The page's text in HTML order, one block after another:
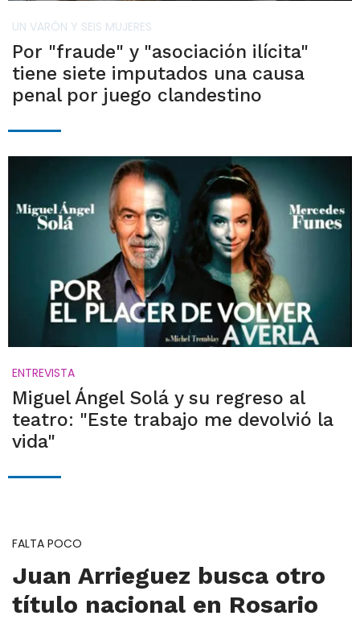
UN VARÓN Y SEIS MUJERES
Por "fraude" y "asociación ilícita"
tiene siete imputados una causa
penal por juego clandestino
ENTREVISTA
Miguel Ángel Solá y su regreso al
teatro: "Este trabajo me devolvió la
vida"
FALTA POCO
Juan Arrieguez busca otro
título nacional en Rosario